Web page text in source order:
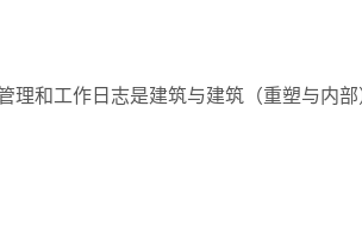
和工作日志是建筑与建筑（重塑与内部